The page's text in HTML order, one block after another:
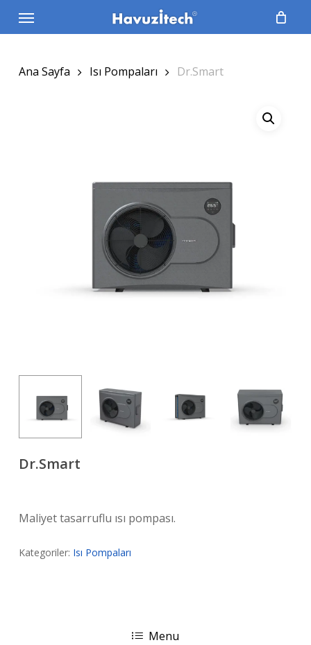
Menu
Ana Sayfa Isı Pompaları Dr.Smart
Dr.Smart
Maliyet tasarruflu ısı pompası.
Kategoriler: Isı Pompaları
Menu